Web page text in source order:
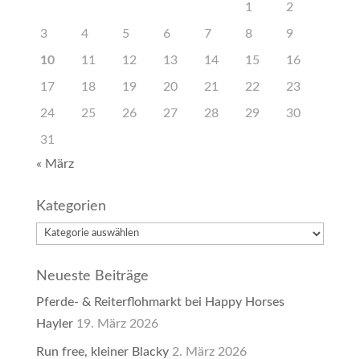
1 2
3 4 5 6 7 8 9
10 11 12 13 14 15 16
17 18 19 20 21 22 23
24 25 26 27 28 29 30
31
« März
Kategorien
Kategorien
Neueste Beiträge
Pferde- & Reiterflohmarkt bei Happy Horses
Hayler 19. März 2026
Run free, kleiner Blacky 2. März 2026